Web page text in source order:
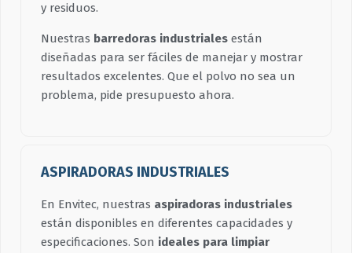
y residuos.
Nuestras barredoras industriales están
diseñadas para ser fáciles de manejar y mostrar
resultados excelentes. Que el polvo no sea un
problema, pide presupuesto ahora.
ASPIRADORAS INDUSTRIALES
En Envitec, nuestras aspiradoras industriales
están disponibles en diferentes capacidades y
especificaciones. Son ideales para limpiar